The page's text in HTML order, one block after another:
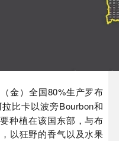
金）全国 80%生产罗布
比卡以波旁Bourbon和
种植在该国东部，与布
以狂野的香气以及水果